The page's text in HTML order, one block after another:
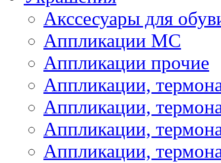
Акссесуары для
Аппликации МС
Аппликации прочие
Аппликации,
Аппликации,
Аппликации,
Аппликации,